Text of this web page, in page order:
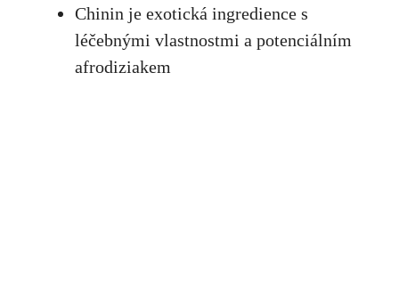
Chinin je exotická ingredience s
léčebnými vlastnostmi a potenciálním
afrodiziakem